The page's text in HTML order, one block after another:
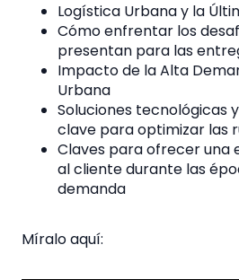
Logística Urbana y la
Cómo enfrentar los
presentan para las
Impacto de la Alta
Urbana
Soluciones tecnológicas
clave para optimizar las
Claves para ofrecer una
al cliente durante las
demanda
Míralo aquí: